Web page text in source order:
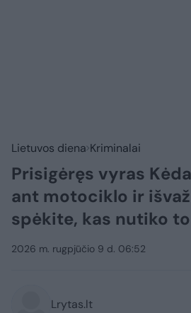
Lietuvos diena Kriminalai
Prisigėręs vyras
ant motociklo ir
spėkite, kas nutiko
2026 m. rugpjūčio 9 d. 06:52
Lrytas.lt